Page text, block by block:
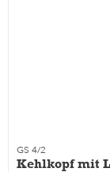
GS 4/2
Kehlkopf mit